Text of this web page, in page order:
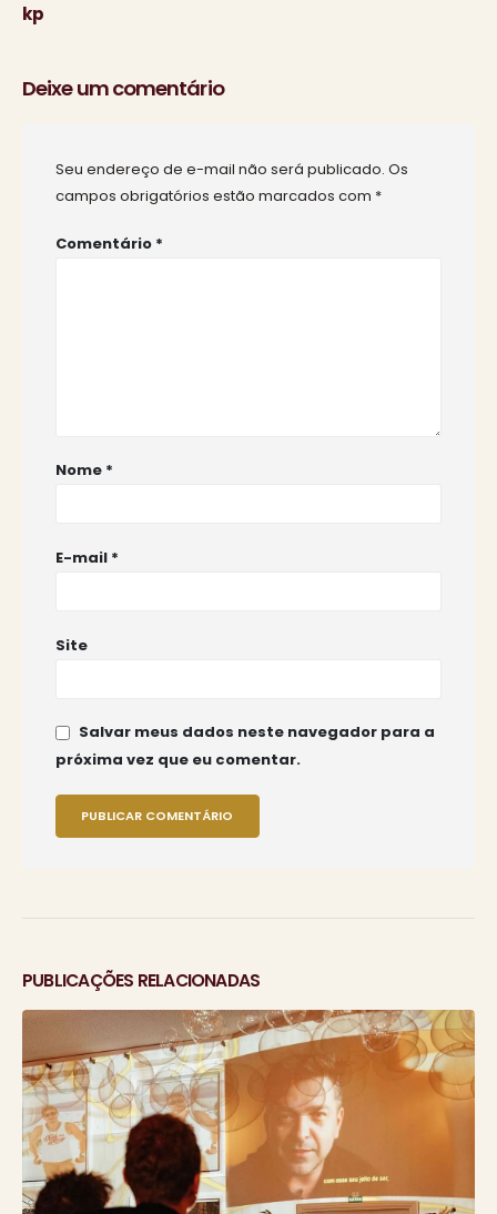
kp
Deixe um comentário
Seu endereço de e-mail não será publicado. Os
campos obrigatórios estão marcados com *
Comentário *
Nome *
E-mail *
Site
Salvar meus dados neste navegador para a
próxima vez que eu comentar.
PUBLICAÇÕES RELACIONADAS